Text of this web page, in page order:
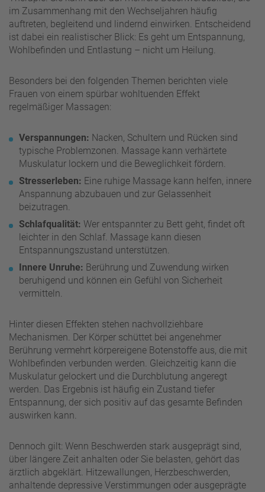
im Zusammenhang mit den Wechseljahren häufig
auftreten, begleitend und lindernd einwirken. Entscheidend
ist dabei ein realistischer Blick: Es geht um Entspannung,
Wohlbefinden und Entlastung – nicht um Heilung.
Besonders bei den folgenden Themen berichten viele
Frauen von einem spürbar wohltuenden Effekt
regelmäßiger Massagen:
Verspannungen: Nacken, Schultern und Rücken sind
typische Problemzonen. Massage kann verhärtete
Muskulatur lockern und die Beweglichkeit fördern.
Stresserleben: Eine ruhige Massage kann helfen, innere
Anspannung abzubauen und zur Gelassenheit
beizutragen.
Schlafqualität: Wer entspannter zu Bett geht, findet oft
leichter in den Schlaf. Massage kann diesen
Entspannungszustand unterstützen.
Innere Unruhe: Berührung und Zuwendung wirken
beruhigend und können ein Gefühl von Sicherheit
vermitteln.
Hinter diesen Effekten stehen nachvollziehbare
Mechanismen. Der Körper schüttet bei angenehmer
Berührung vermehrt körpereigene Botenstoffe aus, die mit
Wohlbefinden verbunden werden. Gleichzeitig kann die
Muskulatur gelockert und die Durchblutung angeregt
werden. Das Ergebnis ist häufig ein Zustand tiefer
Entspannung, der sich positiv auf das gesamte Befinden
auswirken kann.
Dennoch gilt: Wenn Beschwerden stark ausgeprägt sind,
über längere Zeit anhalten oder Sie belasten, gehört das
ärztlich abgeklärt. Hitzewallungen, Herzbeschwerden,
anhaltende depressive Verstimmungen oder ausgeprägte